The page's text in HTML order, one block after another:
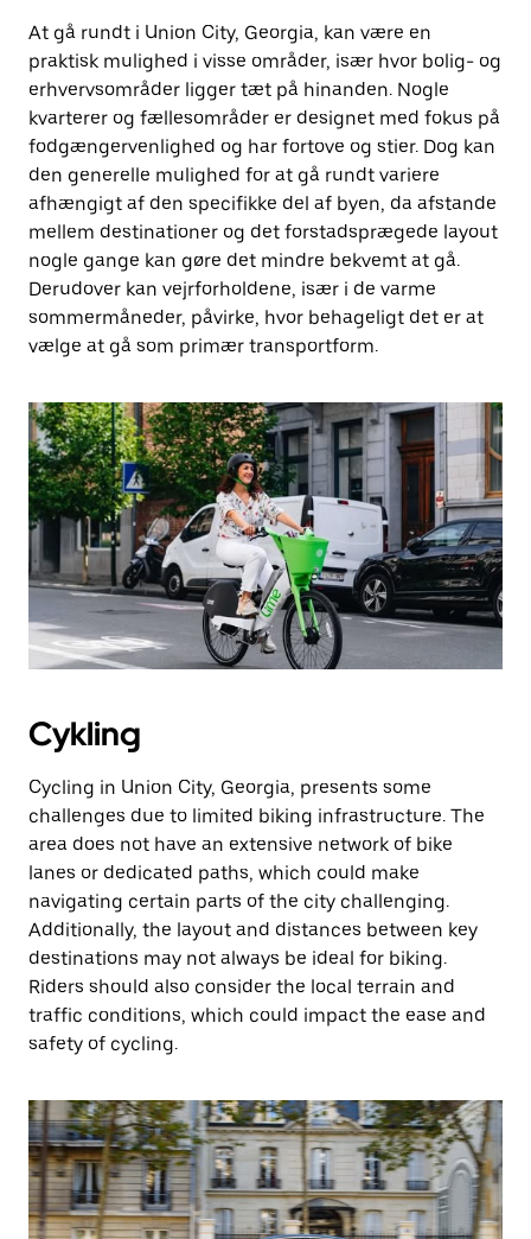
At gå rundt i Union City, Georgia, kan være en
praktisk mulighed i visse områder, især hvor bolig- og
erhvervsområder ligger tæt på hinanden. Nogle
kvarterer og fællesområder er designet med fokus på
fodgængervenlighed og har fortove og stier. Dog kan
den generelle mulighed for at gå rundt variere
afhængigt af den specifikke del af byen, da afstande
mellem destinationer og det forstadsprægede layout
nogle gange kan gøre det mindre bekvemt at gå.
Derudover kan vejrforholdene, især i de varme
sommermåneder, påvirke, hvor behageligt det er at
vælge at gå som primær transportform.
Cykling
Cycling in Union City, Georgia, presents some
challenges due to limited biking infrastructure. The
area does not have an extensive network of bike
lanes or dedicated paths, which could make
navigating certain parts of the city challenging.
Additionally, the layout and distances between key
destinations may not always be ideal for biking.
Riders should also consider the local terrain and
traffic conditions, which could impact the ease and
safety of cycling.